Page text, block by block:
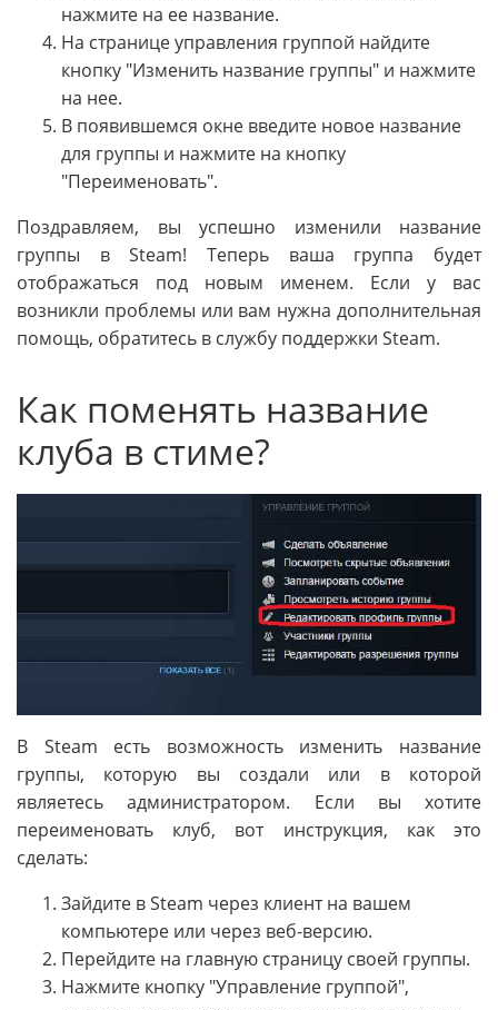
нажмите на ее название.
На странице управления группой найдите
кнопку "Изменить название группы" и нажмите
на нее.
В появившемся окне введите новое название
для группы и нажмите на кнопку
"Переименовать".
Поздравляем, вы успешно изменили название
группы в Steam! Теперь ваша группа будет
отображаться под новым именем. Если у вас
возникли проблемы или вам нужна дополнительная
помощь, обратитесь в службу поддержки Steam.
Как поменять название
клуба в стиме?
В Steam есть возможность изменить название
группы, которую вы создали или в которой
являетесь администратором. Если вы хотите
переименовать клуб, вот инструкция, как это
сделать:
Зайдите в Steam через клиент на вашем
компьютере или через веб-версию.
Перейдите на главную страницу своей группы.
Нажмите кнопку "Управление группой",